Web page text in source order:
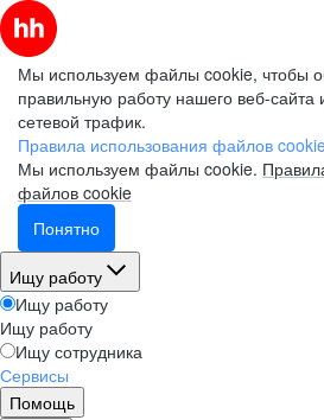
Мы используем файлы cookie, чтобы
правильную работу нашего веб-сайта
сетевой трафик.
Правила использования файлов
Мы используем файлы cookie.
файлов cookie
Понятно
Ищу работу
Ищу работу
Ищу работу
Ищу сотрудника
Сервисы
Помощь